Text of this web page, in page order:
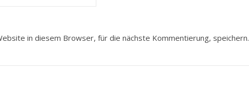
in diesem Browser, für die nächste Kommentierung, speichern.